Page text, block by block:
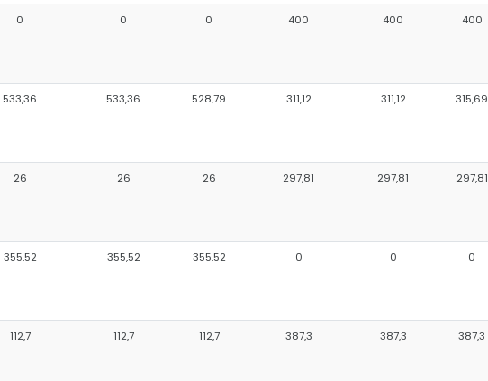
0 0 0 400 400 400
533,36 533,36 528,79 311,12 311,12 315,69
26 26 26 297,81 297,81 297,81
355,52 355,52 355,52 0 0 0
112,7 112,7 112,7 387,3 387,3 387,3